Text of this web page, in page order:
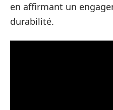
en affirmant un
durabilité.